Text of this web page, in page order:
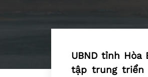
UBND tỉnh Hòa
tập trung triển